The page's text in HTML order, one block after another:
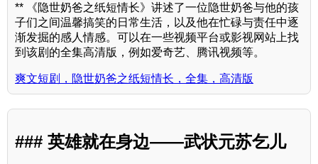
** 《隐世奶爸之纸短情长》讲述了一位隐世奶爸与他的孩
子们之间温馨搞笑的日常生活，以及他在忙碌与责任中逐
渐发掘的感人情感。可以在一些视频平台或影视网站上找
到该剧的全集高清版，例如爱奇艺、腾讯视频等。
爽文短剧，隐世奶爸之纸短情长，全集，高清版
### 英雄就在身边——武状元苏乞儿